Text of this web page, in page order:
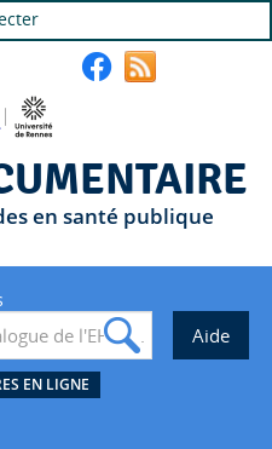
en santé publique
EN LIGNE